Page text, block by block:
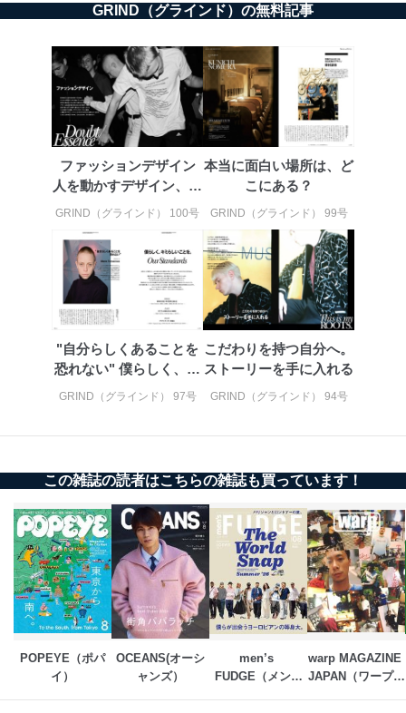
GRIND（グラインド）の無料記事
ファッションデザイン
人を動かすデザイン、フ
ァッショ...
GRIND（グラインド） 100号
本当に面白い場所は、ど
こにある？
GRIND（グラインド） 99号
"自分らしくあることを
恐れない" 僕らしく、キ
ミらしい...
GRIND（グラインド） 97号
こだわりを持つ自分へ。
ストーリーを手に入れる
GRIND（グラインド） 94号
この雑誌の読者はこちらの雑誌も買っています！
POPEYE（ポパ
イ）
OCEANS(オーシ
ャンズ）
men’s
FUDGE（メンズ
warp MAGAZINE
JAPAN（ワープ・